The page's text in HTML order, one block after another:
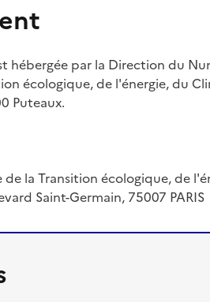
hébergée par la Direction du
écologique, de l'énergie, du
Puteaux.
de la Transition écologique, de
Saint-Germain, 75007 PARIS